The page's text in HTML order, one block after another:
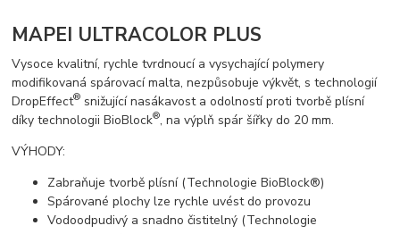
MAPEI ULTRACOLOR PLUS
Vysoce kvalitní, rychle tvrdnoucí a vysychající polymery
modifikovaná spárovací malta, nezpůsobuje výkvět, s technologií
DropEffect® snižující nasákavost a odolností proti tvorbě plísní
díky technologii BioBlock®, na výplň spár šířky do 20 mm.
VÝHODY:
Zabraňuje tvorbě plísní (Technologie BioBlock®)
Spárované plochy lze rychle uvést do provozu
Vodoodpudivý a snadno čistitelný (Technologie